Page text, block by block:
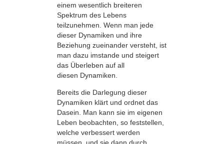
einem wesentlich breiteren
Spektrum des Lebens
teilzunehmen. Wenn man jede
dieser Dynamiken und ihre
Beziehung zueinander versteht, ist
man dazu imstande und steigert
das Überleben auf all
diesen Dynamiken.
Bereits die Darlegung dieser
Dynamiken klärt und ordnet das
Dasein. Man kann sie im eigenen
Leben beobachten, so feststellen,
welche verbessert werden